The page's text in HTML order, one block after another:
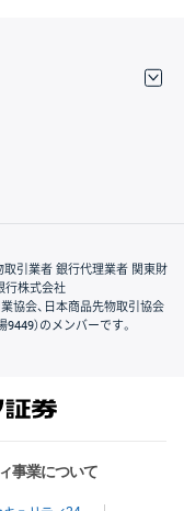
取引業者 銀行代理業者 関東財
行株式会社
協会、日本商品先物取引協会
）のメンバーです。
事業について